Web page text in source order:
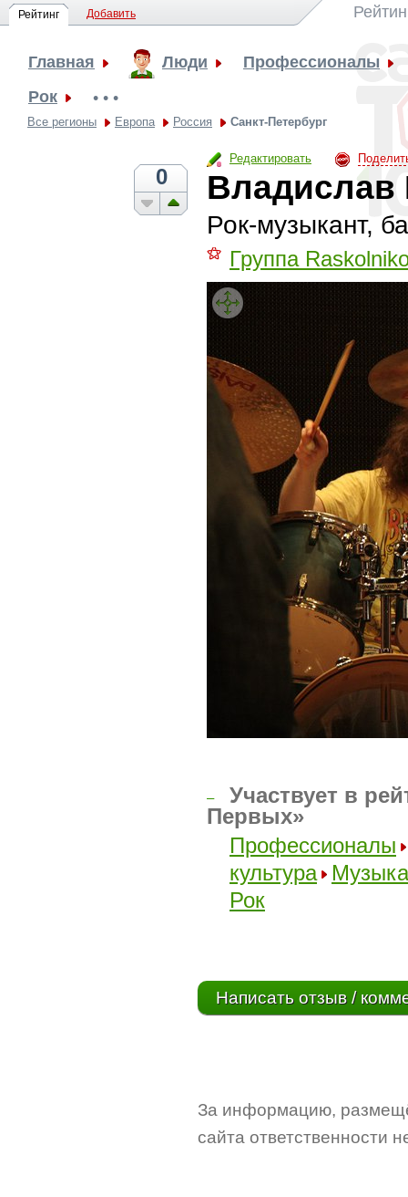
Рейтинг Добавить
Главная Люди
Профессионалы
Рок
• • •
Все регионы Европа Россия Санкт-Петербург
Редактировать
0
Рок-музыкант,
⚝ Группа
–
Участвует в
Первых»
Профессионалы
культура
Музыка
Рок
Написать отзыв /
За информацию,
сайта ответственности